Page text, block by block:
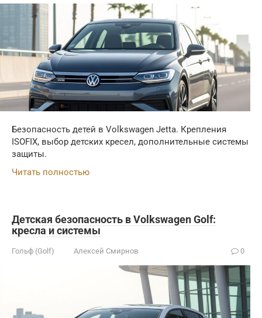
Безопасность детей в Volkswagen Jetta. Крепления
ISOFIX, выбор детских кресел, дополнительные системы
защиты.
Читать полностью
Детская безопасность в Volkswagen Golf:
кресла и системы
Гольф (Golf) Алексей Смирнов 0